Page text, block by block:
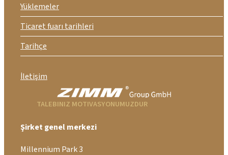
Yüklemeler
Ticaret fuarı tarihleri
Tarihçe
İletişim
TALEBINIZ MOTIVASYONUMUZDUR
Şirket genel merkezi
Millennium Park 3